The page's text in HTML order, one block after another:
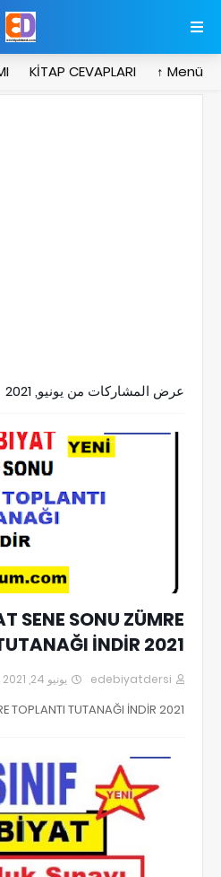
Menü ↑
KİTAP CEVAPLARI
عرض المشاركات من يونيو, 2021
SENE SONU ZÜMRE
İNDİR 2021
edebiyatdersi يونيو 24, 2021
2021 EDEBİYAT SENE SONU ZÜMRE TOPLANTI TUTANAĞI İNDİR